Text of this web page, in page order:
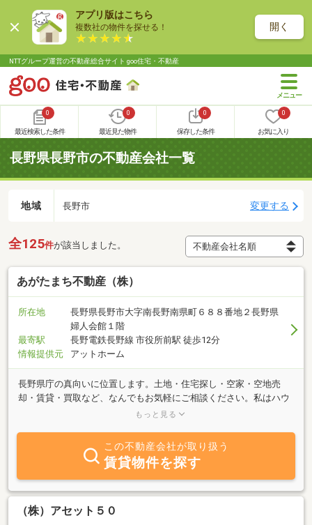
アプリ版はこちら
複数社の物件を探せる！ 開く
NTTグループ運営の不動産総合サイト goo住宅・不動産
0
最近検索した条件
0
最近見た物件
0
保存した条件
0
お気に入り
長野県長野市の不動産会社一覧
地域 長野市 変更する
全125件が該当しました。
あがたまち不動産（株）
所在地
長野県長野市大字南長野南県町６８８番地２長野県
婦人会館１階
最寄駅
長野電鉄長野線 市役所前駅 徒歩12分
情報提供元
アットホーム
長野県庁の真向いに位置します。土地・住宅探し・空家・空地売
却・賃貸・買取など、なんでもお気軽にご相談ください。私はハウ
スメーカーにて20年以上勤務させていただいた経験を元に、色々な
申込みから2日以内にはご返答させていただけますので、是非お申
し込みください。契約日に同時決済も可能です。
もっと見る
この不動産会社が取り扱う
賃貸物件を探す
（株）アセット５０